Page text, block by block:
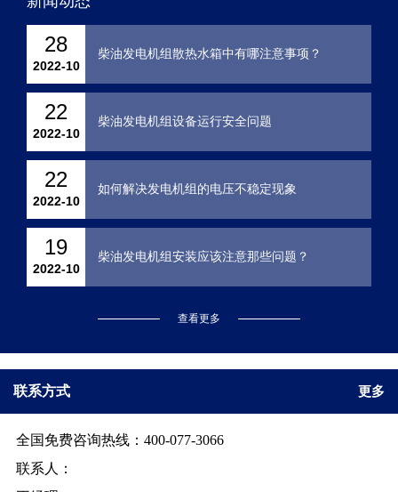
28
2022-10
柴油发电机组散热水箱中有哪注意事项？
22
2022-10
柴油发电机组设备运行安全问题
22
2022-10
如何解决发电机组的电压不稳定现象
19
2022-10
柴油发电机组安装应该注意那些问题？
查看更多
联系方式 更多
全国免费咨询热线：400-077-3066
联系人：